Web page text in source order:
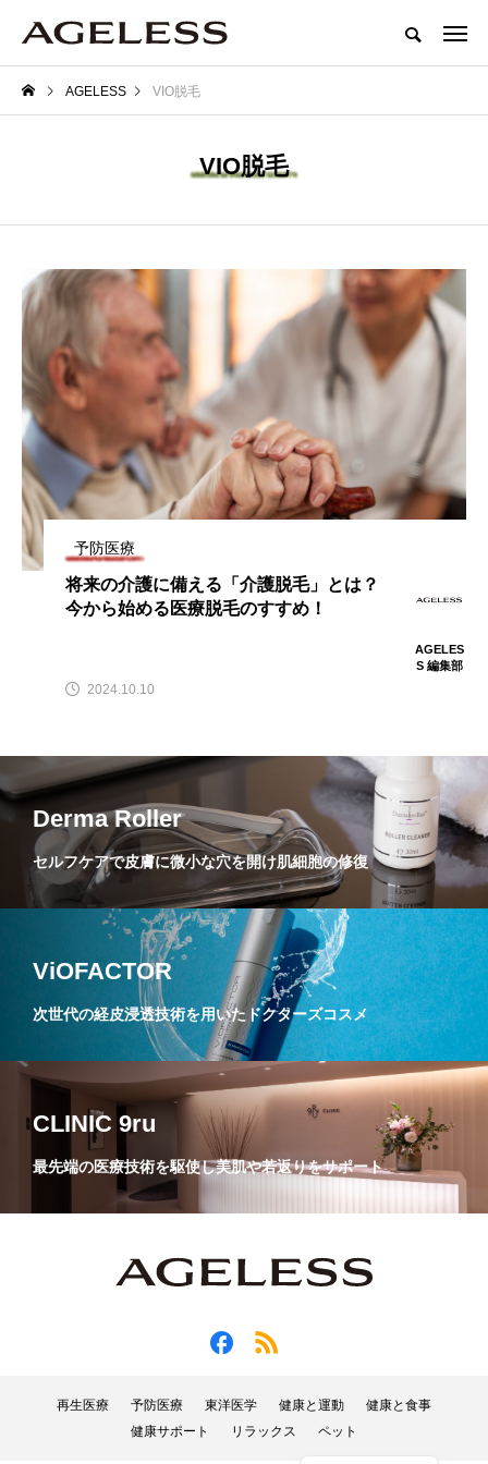
AGELESS VIO脱毛
VIO脱毛
予防医療
将来の介護に備える「介護脱毛」とは？
今から始める医療脱毛のすすめ！
AGELES
S 編集部
2024.10.10
Derma Roller
セルフケアで皮膚に微小な穴を開け肌細胞の修復
ViOFACTOR
次世代の経皮浸透技術を用いたドクターズコスメ
CLINIC 9ru
最先端の医療技術を駆使し美肌や若返りをサポート
再生医療 予防医療 東洋医学 健康と運動
健康と食事
健康サポート
リラックス ペット